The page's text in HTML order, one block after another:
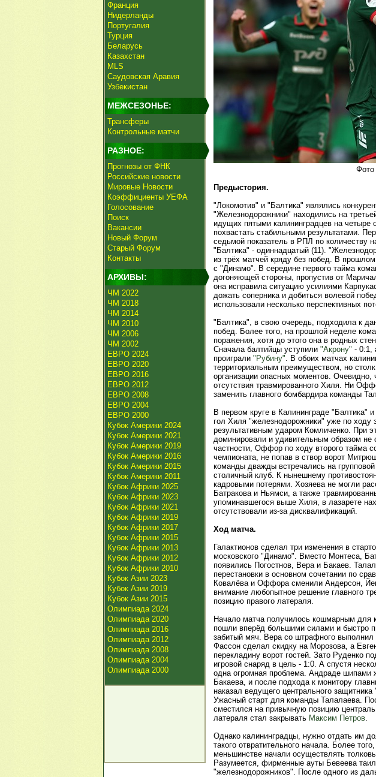
Франция
Нидерланды
Португалия
Турция
Беларусь
Казахстан
MLS
Саудовская Аравия
Узбекистан
МЕЖСЕЗОНЬЕ:
Трансферы
Контрольные матчи
РАЗНОЕ:
Прогнозы от ФНК
Российские новости
Мировые Новости
Коэффициенты УЕФА
Голосование
Поиск
Вакансии
Новый Форум
Старый Форум
Контакты
АРХИВЫ:
ЧМ 2022
ЧМ 2018
ЧМ 2014
ЧМ 2010
ЧМ 2006
ЧМ 2002
ЕВРО 2024
ЕВРО 2020
ЕВРО 2016
ЕВРО 2012
ЕВРО 2008
ЕВРО 2004
ЕВРО 2000
Кубок Америки 2024
Кубок Америки 2021
Кубок Америки 2019
Кубок Америки 2016
Кубок Америки 2015
Кубок Америки 2011
Кубок Африки 2025
Кубок Африки 2023
Кубок Африки 2021
Кубок Африки 2019
Кубок Африки 2017
Кубок Африки 2015
Кубок Африки 2013
Кубок Африки 2012
Кубок Африки 2010
Кубок Азии 2023
Кубок Азии 2019
Кубок Азии 2015
Олимпиада 2024
Олимпиада 2020
Олимпиада 2016
Олимпиада 2012
Олимпиада 2008
Олимпиада 2004
Олимпиада 2000
Предыстория.
"Локомотив" и "Балтика" являлись
"Железнодорожники" находились на
идущих пятыми калининградцев на четыре
похвастать стабильными результатами.
седьмой показатель в РПЛ по количеству
"Балтика" - одиннадцатый (11).
из трёх матчей кряду без побед. В
с "Динамо". В середине первого тайма
догоняющей стороны, пропустив от
она исправила ситуацию усилиями
дожать соперника и добиться волевой
использовали несколько перспективных
"Балтика", в свою очередь, подходила к
побед. Более того, на прошлой неделе
поражения, хотя до этого она в родных
Сначала балтийцы уступили "Акрону" - 0:1,
проиграли "Рубину". В обоих матчах
территориальным преимуществом, но
организации опасных моментов. Очевидно,
отсутствия травмированного Хиля. Ни
заменить главного бомбардира команды
В первом круге в Калининграде "Балтика"
гол Хиля "железнодорожники" уже по ходу
результативным ударом Комличенко. При
доминировали и удивительным образом
частности, Оффор по ходу второго тайма
чемпионата, не попав в створ ворот
команды дважды встречались на
столичный клуб. К нынешнему
кадровыми потерями. Хозяева не могли
Батракова и Ньямси, а также
упоминавшегося выше Хиля, в лазарете
отсутствовали из-за дисквалификаций.
Ход матча.
Галактионов сделал три изменения в
московского "Динамо". Вместо Монтеса,
появились Погостнов, Вера и Бакаев.
перестановки в основном сочетании по
Ковалёва и Оффора сменили Андерсон,
внимание любопытное решение главного
позицию правого латераля.
Начало матча получилось кошмарным для
пошли вперёд большими силами и быстро
забитый мяч. Вера со штрафного
Фассон сделал скидку на Морозова, а
перекладину ворот гостей. Зато Руденко
игровой снаряд в цель - 1:0. А спустя
одна огромная проблема. Андраде
Бакаева, и после подхода к монитору
наказал ведущего центрального
Ужасный старт для команды Талалаева.
сместился на привычную позицию
латераля стал закрывать Максим Петров.
Однако калининградцы, нужно отдать им
такого отвратительного начала. Более
меньшинстве начали осуществлять
Разумеется, фирменные ауты Бевеева
"железнодорожников". После одного из